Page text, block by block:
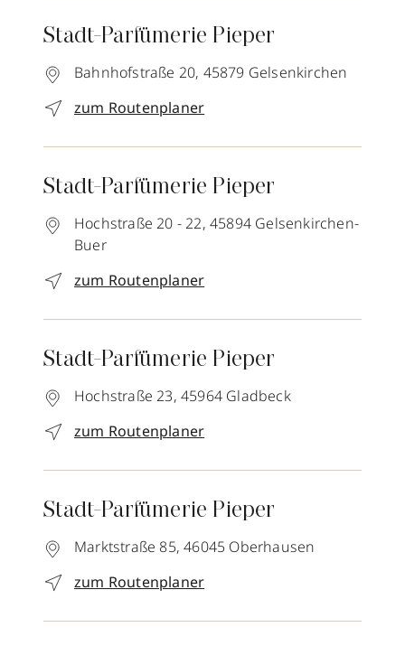
Stadt-Parfümerie Pieper
Bahnhofstraße 20, 45879 Gelsenkirchen
zum Routenplaner
Stadt-Parfümerie Pieper
Hochstraße 20 - 22, 45894 Gelsenkirchen-
Buer
zum Routenplaner
Stadt-Parfümerie Pieper
Hochstraße 23, 45964 Gladbeck
zum Routenplaner
Stadt-Parfümerie Pieper
Marktstraße 85, 46045 Oberhausen
zum Routenplaner